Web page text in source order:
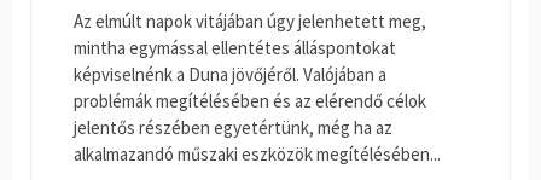
Az elmúlt napok vitájában úgy jelenhetett meg,
mintha egymással ellentétes álláspontokat
képviselnénk a Duna jövőjéről. Valójában a
problémák megítélésében és az elérendő célok
jelentős részében egyetértünk, még ha az
alkalmazandó műszaki eszközök megítélésében...